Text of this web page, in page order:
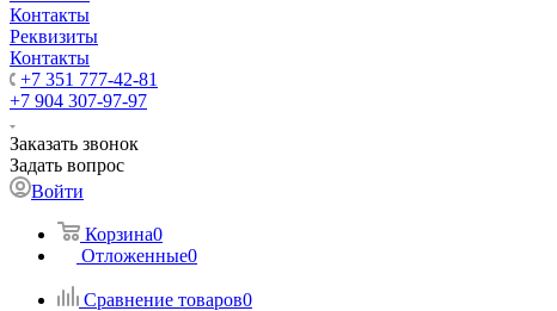
Контакты
Реквизиты
Контакты
+7 351 777-42-81
+7 904 307-97-97
Заказать звонок
Задать вопрос
Войти
Корзина0
Отложенные0
Сравнение товаров0